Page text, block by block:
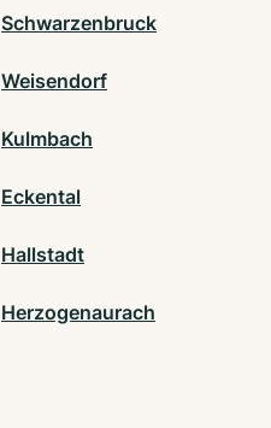
Schwarzenbruck
Weisendorf
Kulmbach
Eckental
Hallstadt
Herzogenaurach